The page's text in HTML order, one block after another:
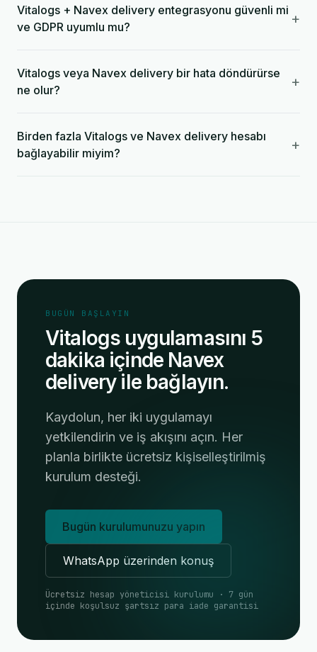
Vitalogs + Navex delivery entegrasyonu güvenli mi
ve GDPR uyumlu mu?
+
Vitalogs veya Navex delivery bir hata döndürürse
ne olur?
+
Birden fazla Vitalogs ve Navex delivery hesabı
bağlayabilir miyim?
+
BUGÜN BAŞLAYIN
Vitalogs uygulamasını 5
dakika içinde Navex
delivery ile bağlayın.
Kaydolun, her iki uygulamayı
yetkilendirin ve iş akışını açın. Her
planla birlikte ücretsiz kişiselleştirilmiş
kurulum desteği.
Bugün kurulumunuzu yapın
WhatsApp üzerinden konuş
Ücretsiz hesap yöneticisi kurulumu · 7 gün
içinde koşulsuz şartsız para iade garantisi